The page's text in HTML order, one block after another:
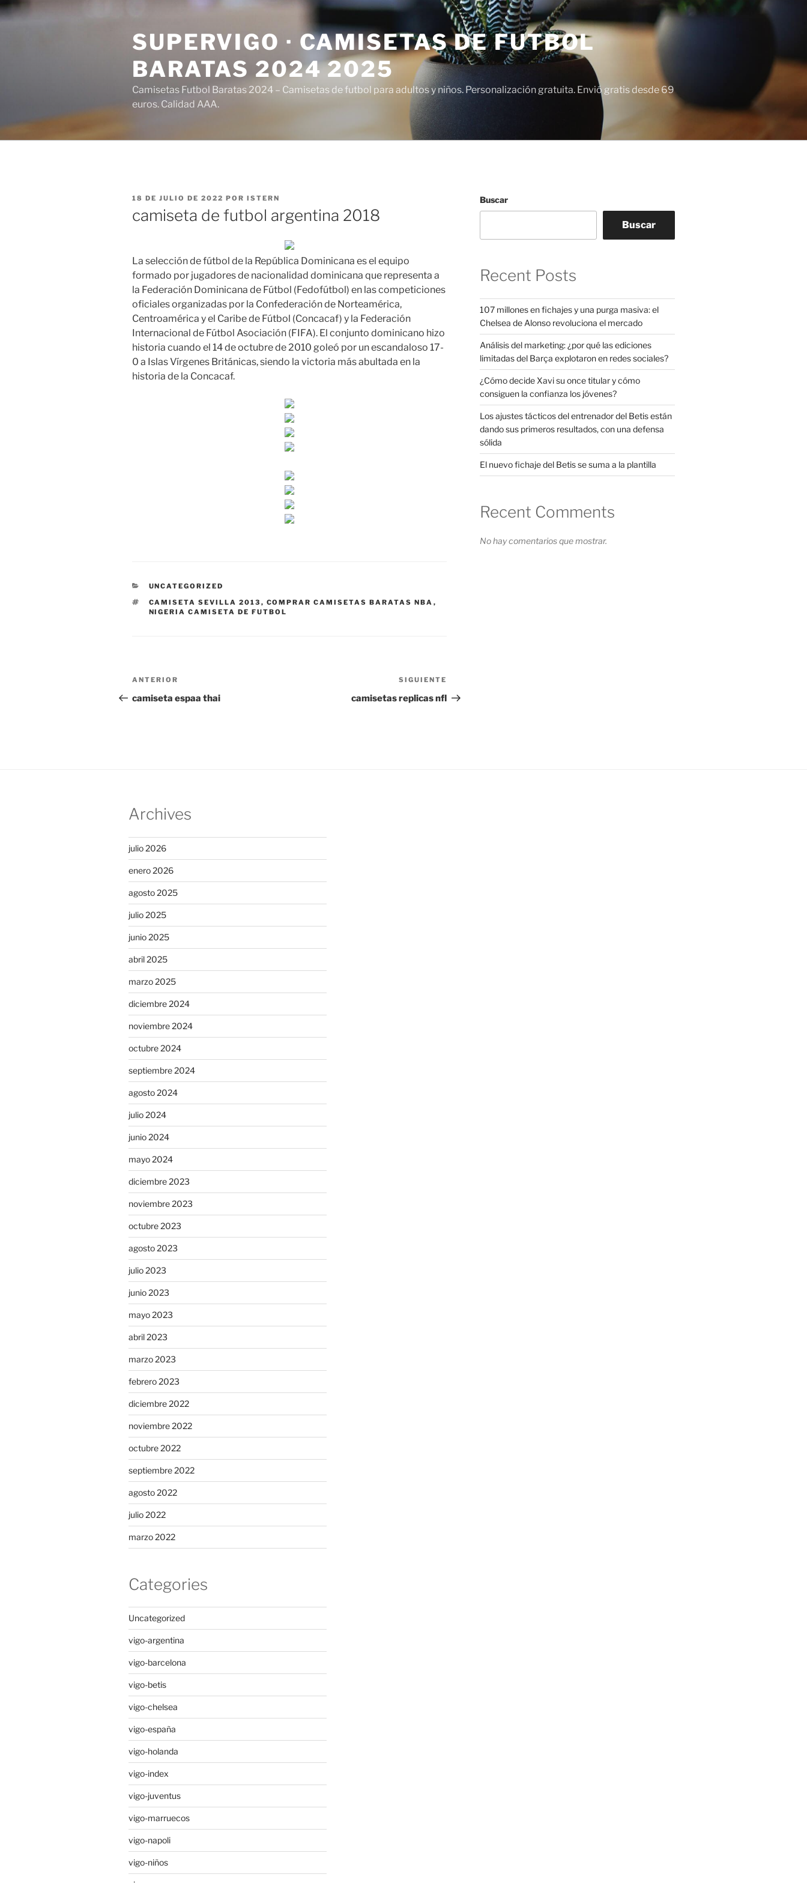
Saltar
al
SUPERVIGO · CAMISETAS DE FUTBOL
BARATAS 2024 2025
Camisetas Futbol Baratas 2024 – Camisetas de futbol para adultos y niños. Personalización gratuita. Envió gratis desde 69
euros. Calidad AAA.
PUBLICADO
18 DE JULIO DE 2022 POR ISTERN
camiseta de futbol argentina 2018
La selección de fútbol de la República Dominicana es el equipo
formado por jugadores de nacionalidad dominicana que representa a
la Federación Dominicana de Fútbol (Fedofútbol) en las competiciones
oficiales organizadas por la Confederación de Norteamérica,
Centroamérica y el Caribe de Fútbol (Concacaf) y la Federación
Internacional de Fútbol Asociación (FIFA). El conjunto dominicano hizo
historia cuando el 14 de octubre de 2010 goleó por un escandaloso 17-
0 a Islas Vírgenes Británicas, siendo la victoria más abultada en la
historia de la Concacaf.
CATEGORÍAS
UNCATEGORIZED
ETIQUETAS
CAMISETA SEVILLA 2013 , COMPRAR CAMISETAS BARATAS NBA ,
NIGERIA CAMISETA DE FUTBOL
Navegación
de
Entrada
anterior:
ANTERIOR
camiseta espaa thai
entrada
SIGUIENTE
camisetas replicas nfl
Buscar
Buscar
Recent Posts
107 millones en fichajes y una purga masiva: el
Chelsea de Alonso revoluciona el mercado
Análisis del marketing: ¿por qué las ediciones
limitadas del Barça explotaron en redes sociales?
¿Cómo decide Xavi su once titular y cómo
consiguen la confianza los jóvenes?
Los ajustes tácticos del entrenador del Betis están
dando sus primeros resultados, con una defensa
sólida
El nuevo fichaje del Betis se suma a la plantilla
Recent Comments
No hay comentarios que mostrar.
Archives
julio 2026
enero 2026
agosto 2025
julio 2025
junio 2025
abril 2025
marzo 2025
diciembre 2024
noviembre 2024
octubre 2024
septiembre 2024
agosto 2024
julio 2024
junio 2024
mayo 2024
diciembre 2023
noviembre 2023
octubre 2023
agosto 2023
julio 2023
junio 2023
mayo 2023
abril 2023
marzo 2023
febrero 2023
diciembre 2022
noviembre 2022
octubre 2022
septiembre 2022
agosto 2022
julio 2022
marzo 2022
Categories
Uncategorized
vigo-argentina
vigo-barcelona
vigo-betis
vigo-chelsea
vigo-españa
vigo-holanda
vigo-index
vigo-juventus
vigo-marruecos
vigo-napoli
vigo-niños